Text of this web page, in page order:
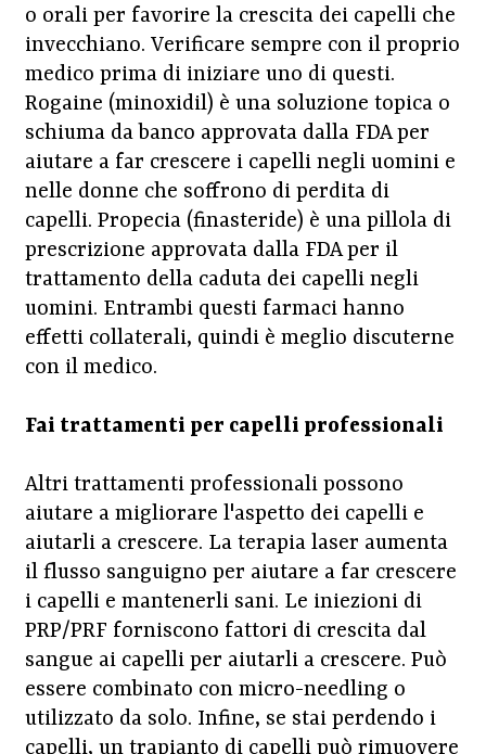
o orali per favorire la crescita dei capelli che
invecchiano. Verificare sempre con il proprio
medico prima di iniziare uno di questi.
Rogaine (minoxidil) è una soluzione topica o
schiuma da banco approvata dalla FDA per
aiutare a far crescere i capelli negli uomini e
nelle donne che soffrono di perdita di
capelli. Propecia (finasteride) è una pillola di
prescrizione approvata dalla FDA per il
trattamento della caduta dei capelli negli
uomini. Entrambi questi farmaci hanno
effetti collaterali, quindi è meglio discuterne
con il medico.
Fai trattamenti per capelli professionali
Altri trattamenti professionali possono
aiutare a migliorare l'aspetto dei capelli e
aiutarli a crescere. La terapia laser aumenta
il flusso sanguigno per aiutare a far crescere
i capelli e mantenerli sani. Le iniezioni di
PRP/PRF forniscono fattori di crescita dal
sangue ai capelli per aiutarli a crescere. Può
essere combinato con micro-needling o
utilizzato da solo. Infine, se stai perdendo i
capelli, un trapianto di capelli può rimuovere